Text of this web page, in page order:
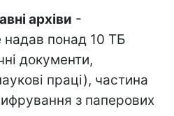
архіви -
понад 10 ТБ
документи,
праці), частина
з паперових